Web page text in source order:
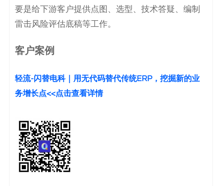
码
_
零
代
码
案
例
白
要是给下游客户提供点图、选型、技术答疑、编制
雷击风险评估底稿等工作。
客户案例
轻流-闪替电科｜用无代码替代传统ERP，挖掘新的业
务增长点<<点击查看详情